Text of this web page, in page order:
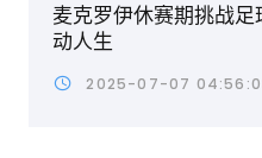
麦克罗伊休赛期挑战
动人生
2025-07-07